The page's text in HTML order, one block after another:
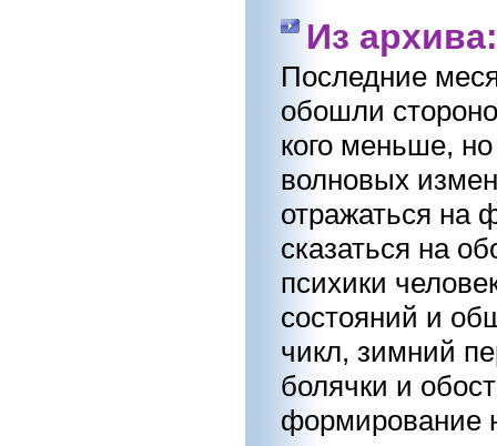
Из
Последние
обошли
кого меньше,
волновых
отражаться на
сказаться на
психики
состояний и
чикл, зимний
болячки и
формирование